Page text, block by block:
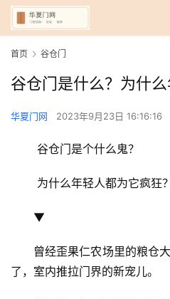
首页 谷仓门
谷仓门是什么？为什么
华夏门网 2023年9月23日 16:16:16
谷仓门是个什么鬼？
为什么年轻人都为它疯狂？
▼
曾经歪果仁农场里的粮仓
了，室内推拉门界的新宠儿。